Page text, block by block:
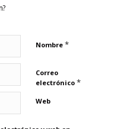
Nombre *
Correo
electrónico *
Web